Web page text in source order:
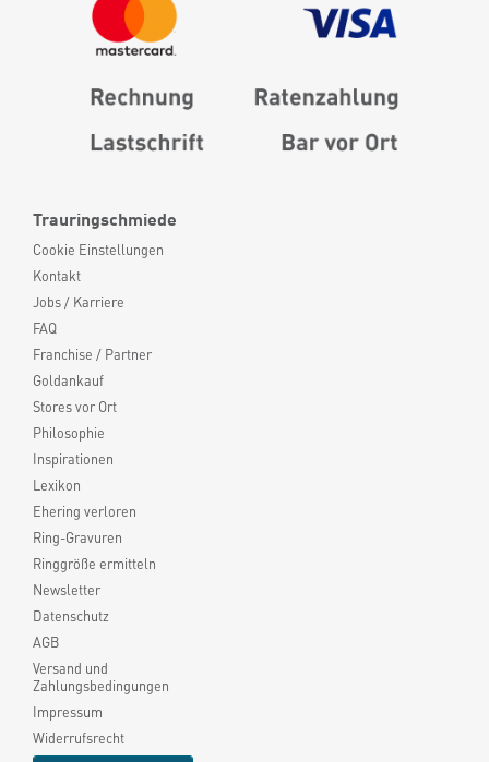
Trauringschmiede
Cookie Einstellungen
Kontakt
Jobs / Karriere
FAQ
Franchise / Partner
Goldankauf
Stores vor Ort
Philosophie
Inspirationen
Lexikon
Ehering verloren
Ring-Gravuren
Ringgröße ermitteln
Newsletter
Datenschutz
AGB
Versand und
Zahlungsbedingungen
Impressum
Widerrufsrecht